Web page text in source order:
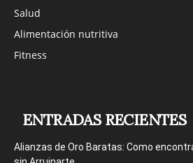
Salud
Alimentación nutritiva
Fitness
ENTRADAS RECIENTES
Alianzas de Oro Baratas: Como